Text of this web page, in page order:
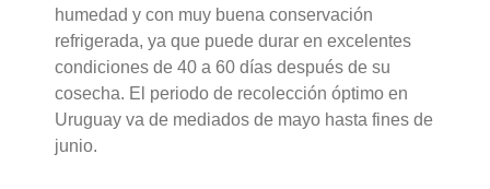
humedad y con muy buena conservación
refrigerada, ya que puede durar en excelentes
condiciones de 40 a 60 días después de su
cosecha. El periodo de recolección óptimo en
Uruguay va de mediados de mayo hasta fines de
junio.